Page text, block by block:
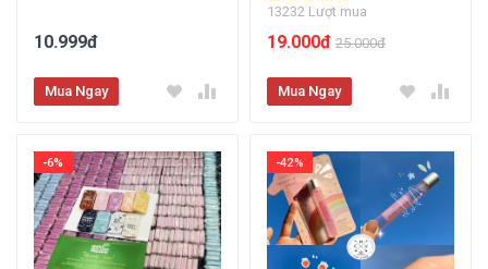
10.999đ
Mua Ngay
13232 Lượt mua
19.000đ 25.000đ
Mua Ngay
-6% -42%